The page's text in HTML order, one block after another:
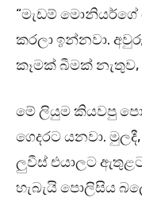
“මැඩම්
කරලා ඉන්නවා.
කෑමක් බීමක් නැතුව,
මේ ලියුම කියවපු
ගෙදරට යනවා.
ලුවීස් එයාලට
හැබැයි පොලිසිය